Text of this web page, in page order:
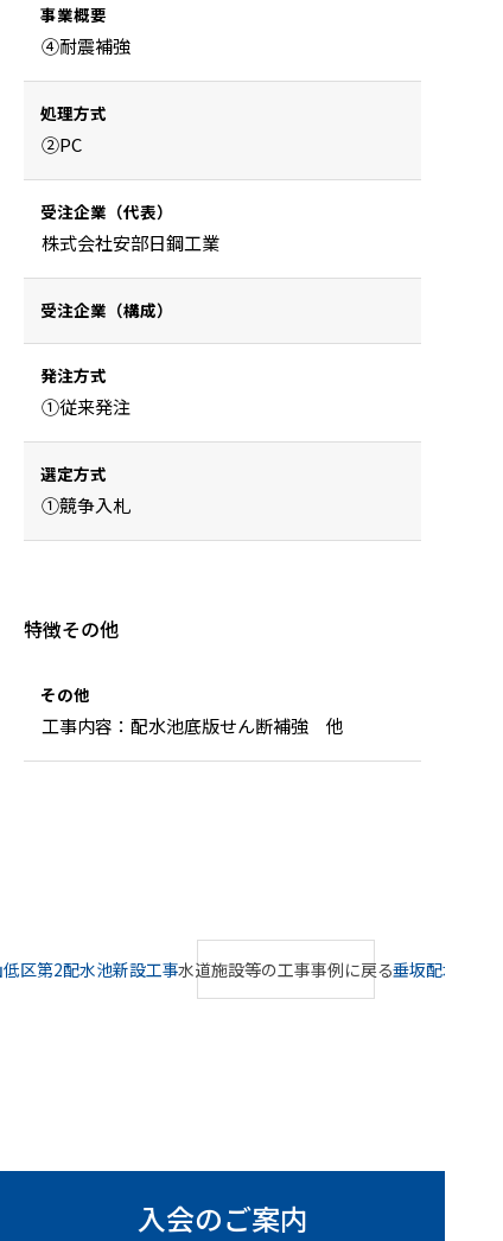
事業概要
④耐震補強
処理方式
②PC
受注企業（代表）
株式会社安部日鋼工業
受注企業（構成）
発注方式
①従来発注
選定方式
①競争入札
特徴その他
その他
工事内容：配水池底版せん断補強 他
区第2配水池新設工事水道施設等の工事事例に戻る垂坂配水池
入会のご案内